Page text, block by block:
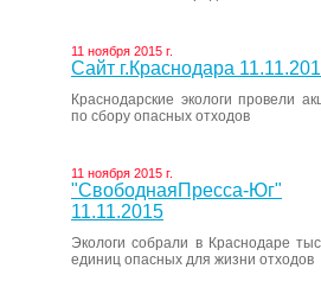
11 ноября 2015 г.
Сайт г.Краснодара
Краснодарские экологи провели
по сбору опасных отходов
11 ноября 2015 г.
"СвободнаяПресса-Юг"
11.11.2015
Экологи собрали в Краснодаре
единиц опасных для жизни отходов